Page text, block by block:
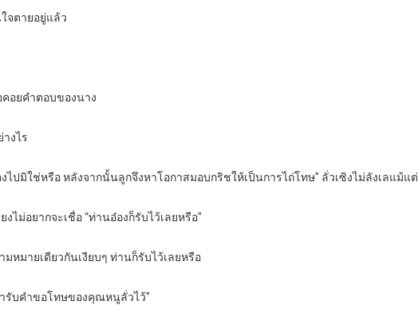
จตายอยู่แล้ว
คอยคำตอบของนาง
งไร
ปมิใช่หรือ หลังจากนั้นลูกจึงหาโอกาสมอบกริชให้เป็นการไถ่โทษ” ลั่วเซิงไม่ลังเลแม้แ
ม่อยากจะเชื่อ “ท่านอ๋องก็รับไว้เลยหรือ”
หมายเดียวกันเงียบๆ ท่านก็รับไว้เลยหรือ
รับคำขอโทษของคุณหนูลั่วไว้”